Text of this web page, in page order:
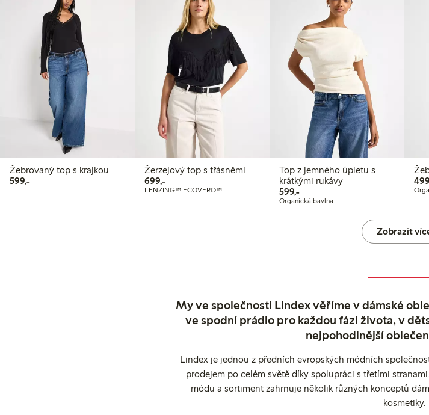
Žebrovaný top s krajkou
599,-599,00 Kč
Žerzejový top s třásněmi
699,-699,00 Kč
LENZING™ ECOVERO™
Top z jemného úpletu s
krátkými rukávy
599,-599,00 Kč
Organická bavlna
Zobrazit
My ve společnosti Lindex věříme v dámské
ve spodní prádlo pro každou fázi života, v
nejpohodlnější
Lindex je jednou z předních evropských módních
prodejem po celém světě díky spolupráci s třetími
módu a sortiment zahrnuje několik různých konceptů
kosmetiky.